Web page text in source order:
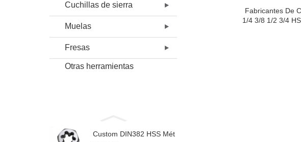
Cuchillas de sierra
Muelas
Fresas
Otras herramientas
Custom DIN382 HSS Mét
Fabricantes De
1/4 3/8 1/2 3/4